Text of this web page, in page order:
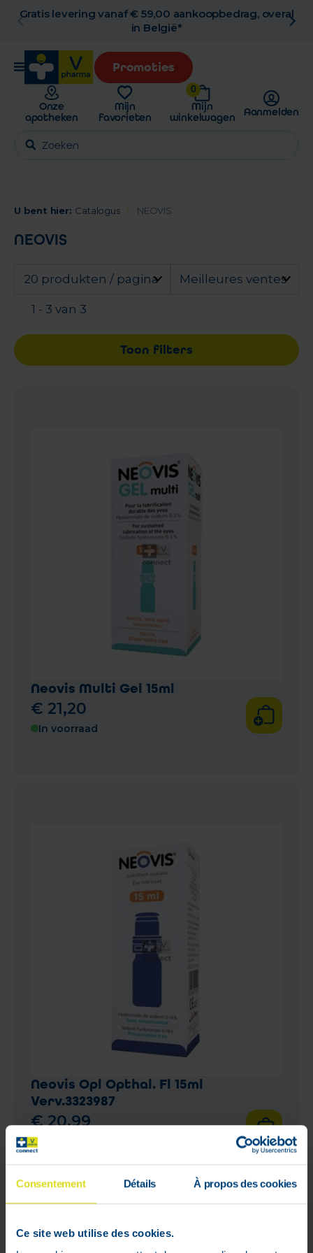
Consentement Détails À propos des cookies
Ce site web utilise des cookies.
Gratis levering vanaf € 59,00 aankoopbedrag, overal
in België*
Promoties
Onze
apotheken
Mijn
favorieten
0
Mijn
winkelwagen
Aanmelden
U bent hier: Catalogus NEOVIS
NEOVIS
20 produkten / pagina Meilleures ventes
1 - 3 van 3
Toon filters
Neovis Multi Gel 15ml
€ 21,20
In voorraad
Neovis Opl Opthal. Fl 15ml
Verv.3323987
€20,99